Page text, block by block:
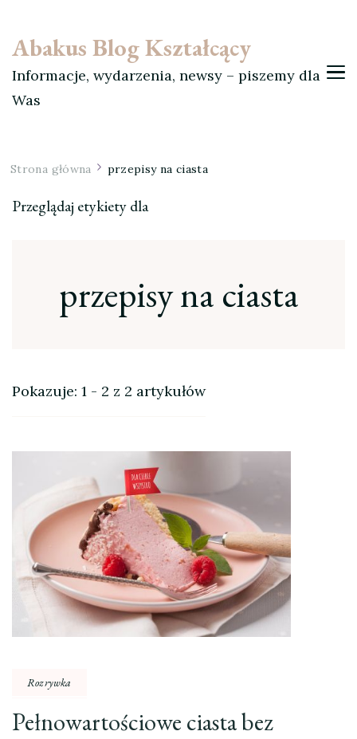
Abakus Blog Kształcący
Informacje, wydarzenia, newsy – piszemy dla
Was
Strona główna przepisy na ciasta
Przeglądaj etykiety dla
przepisy na ciasta
Pokazuje: 1 - 2 z 2 artykułów
Rozrywka
Pełnowartościowe ciasta bez